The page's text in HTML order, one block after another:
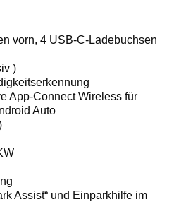
vorn, 4 USB-C-Ladebuchsen
)
App-Connect Wireless für
Auto
Assist“ und Einparkhilfe im